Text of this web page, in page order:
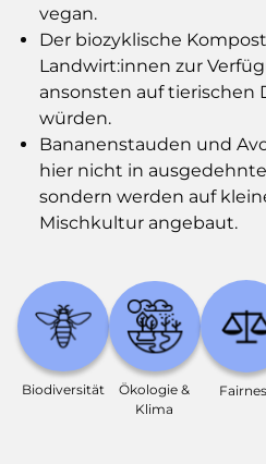
vegan.
Der biozyklische
Landwirt:innen zur
ansonsten auf tierischen
würden.
Bananenstauden und
hier nicht in
sondern werden auf
Mischkultur angebaut.
Bio­diversität
Ökologie &
Klima